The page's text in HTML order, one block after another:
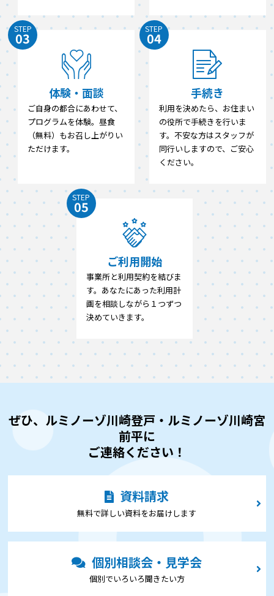
STEP
03
体験・面談
ご自身の都合にあわせて、
プログラムを体験。昼食
（無料）もお召し上がりい
ただけます。
STEP
04
手続き
利用を決めたら、お住まい
の役所で手続きを行いま
す。不安な方はスタッフが
同行いしますので、ご安心
ください。
STEP
05
ご利用開始
事業所と利用契約を結びま
す。あなたにあった利用計
画を相談しながら１つずつ
決めていきます。
ぜひ、ルミノーゾ川崎登戸・ルミノーゾ川崎宮
前平に
ご連絡ください！
資料請求
無料で詳しい資料をお届けします
個別相談会・見学会
個別でいろいろ聞きたい⽅